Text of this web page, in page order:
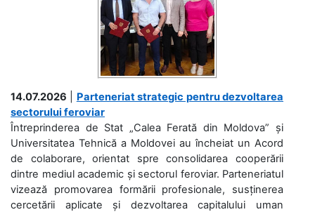
14.07.2026
Parteneriat strategic pentru dezvoltarea
sectorului feroviar
Întreprinderea de Stat „Calea Ferată din Moldova” și
Universitatea Tehnică a Moldovei au încheiat un Acord
de colaborare, orientat spre consolidarea cooperării
dintre mediul academic și sectorul feroviar. Parteneriatul
vizează promovarea formării profesionale, susținerea
cercetării aplicate și dezvoltarea capitalului uman